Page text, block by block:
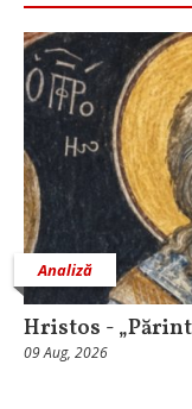
Analiză
Hristos -
09 Aug, 2026